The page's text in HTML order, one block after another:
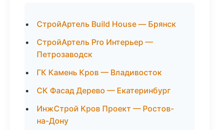
СтройАртель Build House — Брянск
СтройАртель Pro Интерьер —
Петрозаводск
ГК Камень Кров — Владивосток
СК Фасад Дерево — Екатеринбург
ИнжСтрой Кров Проект — Ростов-
на-Дону